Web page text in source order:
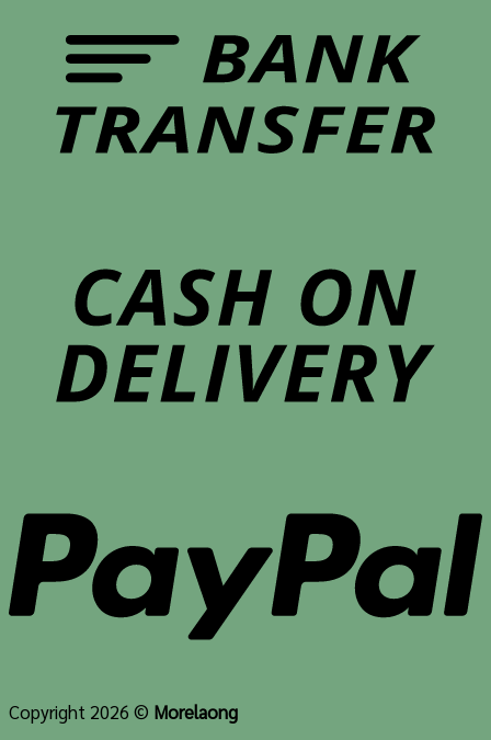
Copyright 2026 © Morelaong